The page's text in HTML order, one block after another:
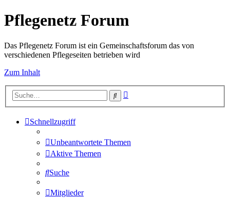
Pflegenetz Forum
Das Pflegenetz Forum ist ein Gemeinschaftsforum das von
verschiedenen Pflegeseiten betrieben wird
Zum Inhalt
Suche
Schnellzugriff
Unbeantwortete Themen
Aktive Themen
Suche
Mitglieder